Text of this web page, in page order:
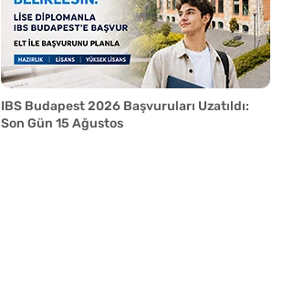
IBS Budapest 2026 Başvuruları Uzatıldı:
Son Gün 15 Ağustos